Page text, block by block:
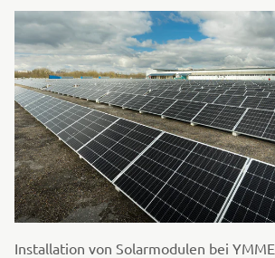
Installation von Solarmodulen bei YMME